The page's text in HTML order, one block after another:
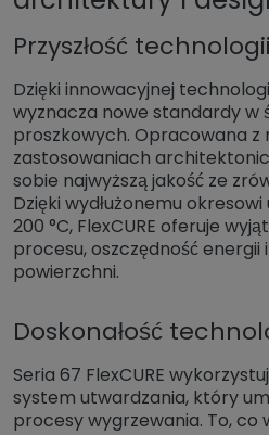
Przyszłość
Dzięki innowacyjnej
wyznacza nowe standardy w
proszkowych. Opracowana z
zastosowaniach
sobie najwyższą jakość ze
Dzięki wydłużonemu
200 °C, FlexCURE oferuje
procesu, oszczędność energii
powierzchni.
Doskonałość
Seria 67 FlexCURE
system utwardzania, który
procesy wygrzewania. To, co